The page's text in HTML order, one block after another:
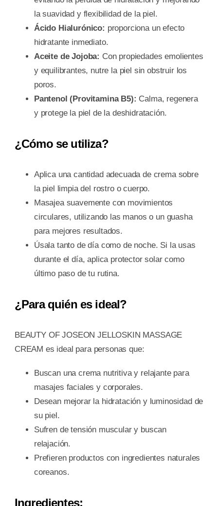
la suavidad y flexibilidad de la piel.
Ácido Hialurónico: proporciona un efecto
hidratante inmediato.
Aceite de Jojoba: Con propiedades emolientes
y equilibrantes, nutre la piel sin obstruir los
poros.
Pantenol (Provitamina B5): Calma, regenera
y protege la piel de la deshidratación.
¿Cómo se utiliza?
Aplica una cantidad adecuada de crema sobre
la piel limpia del rostro o cuerpo.
Masajea suavemente con movimientos
circulares, utilizando las manos o un guasha
para mejores resultados.
Úsala tanto de día como de noche. Si la usas
durante el día, aplica protector solar como
último paso de tu rutina.
¿Para quién es ideal?
BEAUTY OF JOSEON JELLOSKIN MASSAGE
CREAM es ideal para personas que:
Buscan una crema nutritiva y relajante para
masajes faciales y corporales.
Desean mejorar la hidratación y luminosidad de
su piel.
Sufren de tensión muscular y buscan
relajación.
Prefieren productos con ingredientes naturales
coreanos.
Ingredientes: